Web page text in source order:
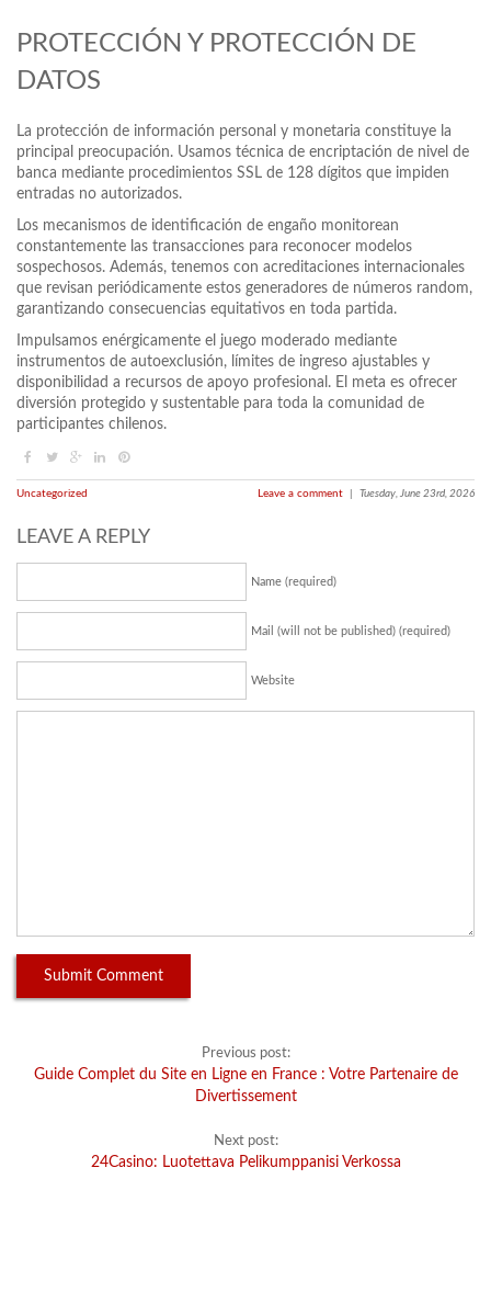
PROTECCIÓN Y PROTECCIÓN DE
DATOS
La protección de información personal y monetaria constituye la
principal preocupación. Usamos técnica de encriptación de nivel de
banca mediante procedimientos SSL de 128 dígitos que impiden
entradas no autorizados.
Los mecanismos de identificación de engaño monitorean
constantemente las transacciones para reconocer modelos
sospechosos. Además, tenemos con acreditaciones internacionales
que revisan periódicamente estos generadores de números random,
garantizando consecuencias equitativos en toda partida.
Impulsamos enérgicamente el juego moderado mediante
instrumentos de autoexclusión, límites de ingreso ajustables y
disponibilidad a recursos de apoyo profesional. El meta es ofrecer
diversión protegido y sustentable para toda la comunidad de
participantes chilenos.
Leave a comment Tuesday, June 23rd, 2026
Uncategorized
LEAVE A REPLY
Name (required)
Mail (will not be published) (required)
Website
Previous post:
Guide Complet du Site en Ligne en France : Votre Partenaire de
Divertissement
Next post:
24Casino: Luotettava Pelikumppanisi Verkossa